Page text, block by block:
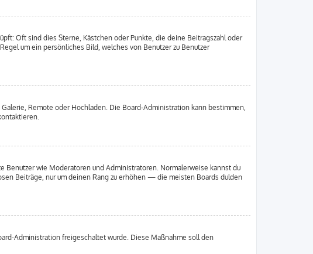
Oft sind dies Sterne, Kästchen oder Punkte, die deine Beitragszahl oder
um ein persönliches Bild, welches von Benutzer zu Benutzer
Remote oder Hochladen. Die Board-Administration kann bestimmen,
wie Moderatoren und Administratoren. Normalerweise kannst du
Beiträge, nur um deinen Rang zu erhöhen — die meisten Boards dulden
Administration freigeschaltet wurde. Diese Maßnahme soll den